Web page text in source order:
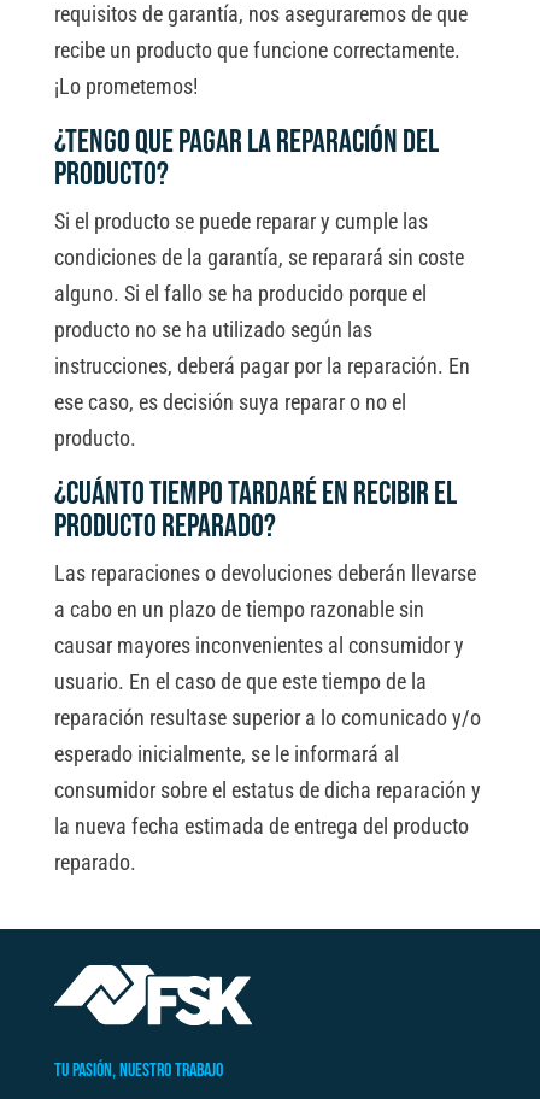
requisitos de garantía, nos aseguraremos de que
recibe un producto que funcione correctamente.
¡Lo prometemos!
¿Tengo que pagar la reparación del
producto?
Si el producto se puede reparar y cumple las
condiciones de la garantía, se reparará sin coste
alguno. Si el fallo se ha producido porque el
producto no se ha utilizado según las
instrucciones, deberá pagar por la reparación. En
ese caso, es decisión suya reparar o no el
producto.
¿Cuánto tiempo tardaré en recibir el
producto reparado?
Las reparaciones o devoluciones deberán llevarse
a cabo en un plazo de tiempo razonable sin
causar mayores inconvenientes al consumidor y
usuario. En el caso de que este tiempo de la
reparación resultase superior a lo comunicado y/o
esperado inicialmente, se le informará al
consumidor sobre el estatus de dicha reparación y
la nueva fecha estimada de entrega del producto
reparado.
TU PASIÓN, NUESTRO TRABAJO